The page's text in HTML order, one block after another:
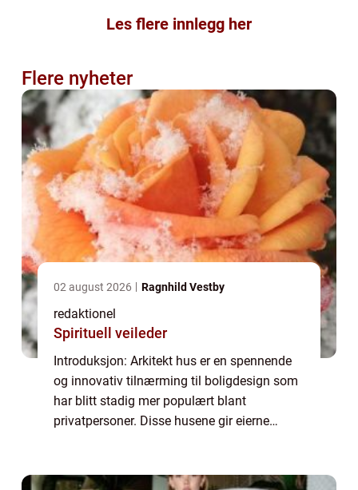
Les flere innlegg her
Flere nyheter
02 august 2026 Ragnhild Vestby
redaktionel
Spirituell veileder
Introduksjon: Arkitekt hus er en spennende
og innovativ tilnærming til boligdesign som
har blitt stadig mer populært blant
privatpersoner. Disse husene gir eierne
preferanser. ...